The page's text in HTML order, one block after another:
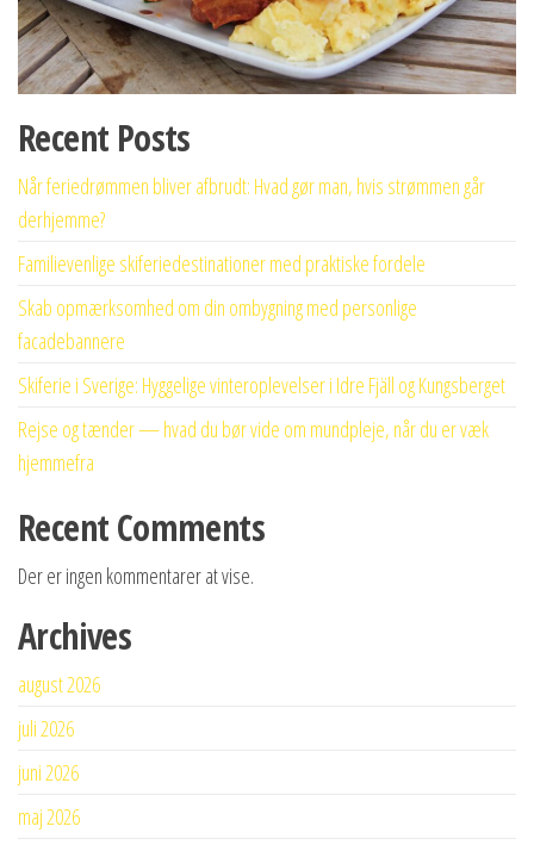
Recent Posts
Når feriedrømmen bliver afbrudt: Hvad gør man, hvis strømmen går
derhjemme?
Familievenlige skiferiedestinationer med praktiske fordele
Skab opmærksomhed om din ombygning med personlige
facadebannere
Skiferie i Sverige: Hyggelige vinteroplevelser i Idre Fjäll og Kungsberget
Rejse og tænder — hvad du bør vide om mundpleje, når du er væk
hjemmefra
Recent Comments
Der er ingen kommentarer at vise.
Archives
august 2026
juli 2026
juni 2026
maj 2026